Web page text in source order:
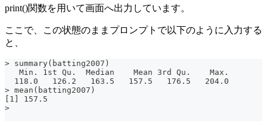
print()関数を用いて画面へ出力しています。
ここで、この状態のままプロンプトで以下のように入力する
と、
> summary(batting2007)
   Min. 1st Qu.  Median    Mean 3rd Qu.    Max.
  118.0   126.2   163.5   157.5   176.5   204.0
> mean(batting2007)
[1] 157.5
>